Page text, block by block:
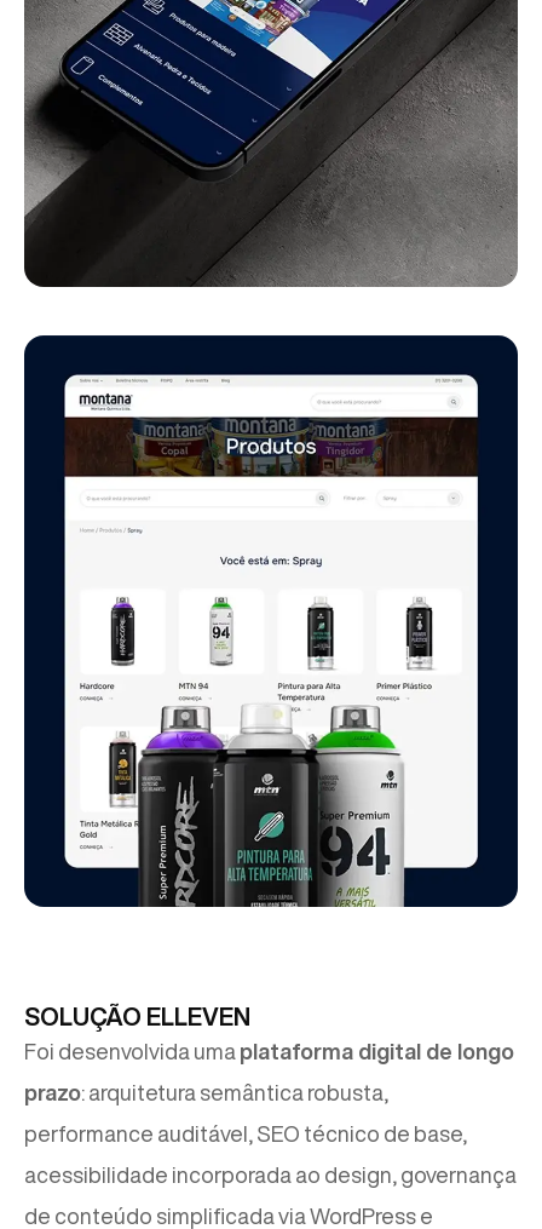
SOLUÇÃO ELLEVEN
Foi desenvolvida uma plataforma digital de longo
prazo: arquitetura semântica robusta,
performance auditável, SEO técnico de base,
acessibilidade incorporada ao design, governança
de conteúdo simplificada via WordPress e